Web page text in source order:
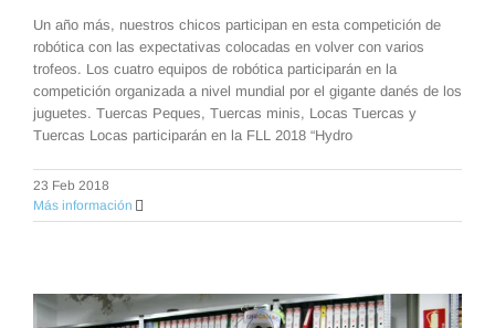
Un año más, nuestros chicos participan en esta competición de
robótica con las expectativas colocadas en volver con varios
trofeos. Los cuatro equipos de robótica participarán en la
competición organizada a nivel mundial por el gigante danés de los
juguetes. Tuercas Peques, Tuercas minis, Locas Tuercas y
Tuercas Locas participarán en la FLL 2018 “Hydro
23 Feb 2018
Más información